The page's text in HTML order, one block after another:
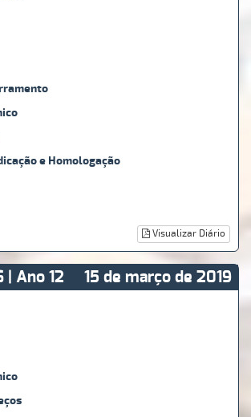
e Homologação
Visualizar Diário
| Ano 12 15 de março de 2019